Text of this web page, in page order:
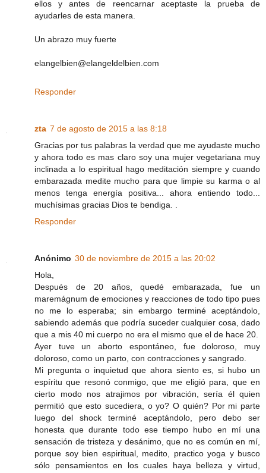
ellos y antes de reencarnar aceptaste la prueba de
ayudarles de esta manera.
Un abrazo muy fuerte
elangelbien@elangeldelbien.com
Responder
zta 7 de agosto de 2015 a las 8:18
Gracias por tus palabras la verdad que me ayudaste mucho
y ahora todo es mas claro soy una mujer vegetariana muy
inclinada a lo espiritual hago meditación siempre y cuando
embarazada medite mucho para que limpie su karma o al
menos tenga energía positiva... ahora entiendo todo...
muchísimas gracias Dios te bendiga. .
Responder
Anónimo 30 de noviembre de 2015 a las 20:02
Hola,
Después de 20 años, quedé embarazada, fue un
maremágnum de emociones y reacciones de todo tipo pues
no me lo esperaba; sin embargo terminé aceptándolo,
sabiendo además que podría suceder cualquier cosa, dado
que a mis 40 mi cuerpo no era el mismo que el de hace 20.
Ayer tuve un aborto espontáneo, fue doloroso, muy
doloroso, como un parto, con contracciones y sangrado.
Mi pregunta o inquietud que ahora siento es, si hubo un
espíritu que resonó conmigo, que me eligió para, que en
cierto modo nos atrajimos por vibración, sería él quien
permitió que esto sucediera, o yo? O quién? Por mi parte
luego del shock terminé aceptándolo, pero debo ser
honesta que durante todo ese tiempo hubo en mí una
sensación de tristeza y desánimo, que no es común en mí,
porque soy bien espiritual, medito, practico yoga y busco
sólo pensamientos en los cuales haya belleza y virtud,